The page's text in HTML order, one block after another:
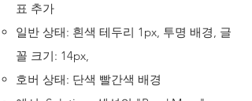
표 추가
일반 상태: 흰색 테두리 1px, 투명 배경, 글
꼴 크기: 14px,
호버 상태: 단색 빨간색 배경